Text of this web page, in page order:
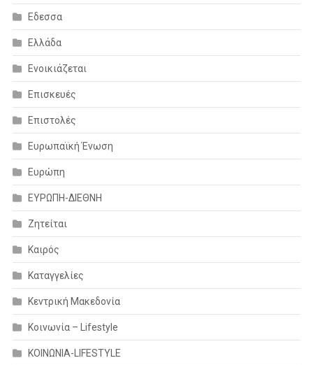
Εδεσσα
Ελλάδα
Ενοικιάζεται
Επισκευές
Επιστολές
Ευρωπαϊκή Ένωση
Ευρώπη
ΕΥΡΩΠΗ-ΔΙΕΘΝΗ
Ζητείται
Καιρός
Καταγγελίες
Κεντρική Μακεδονία
Κοινωνία – Lifestyle
ΚΟΙΝΩΝΙΑ-LIFESTYLE